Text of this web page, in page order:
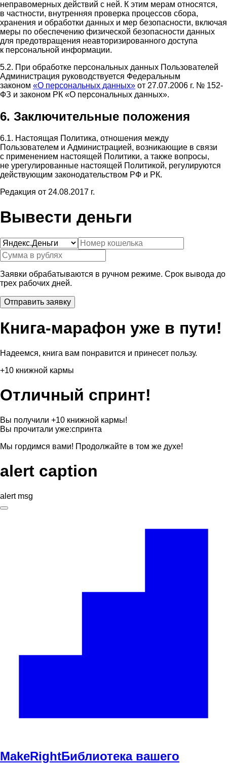
неправомерных действий с ней. К этим мерам относятся,
в частности, внутренняя проверка процессов сбора,
хранения и обработки данных и мер безопасности, включая
меры по обеспечению физической безопасности данных
для предотвращения неавторизированного доступа
к персональной информации.
5.2. При обработке персональных данных Пользователей
Администрация руководствуется Федеральным
законом «О персональных данных» от 27.07.2006 г. № 152-
ФЗ и законом РК «О персональных данных».
6. Заключительные положения
6.1. Настоящая Политика, отношения между
Пользователем и Администрацией, возникающие в связи
с применением настоящей Политики, а также вопросы,
не урегулированные настоящей Политикой, регулируются
действующим законодательством РФ и РК.
Редакция от 24.08.2017 г.
Вывести деньги
Заявки обрабатываются в ручном режиме. Срок вывода до
трех рабочих дней.
Книга-марафон уже в пути!
Надеемся, книга вам понравится и принесет пользу.
+10 книжной кармы
Отличный спринт!
Вы получили +10 книжной кармы!
Вы прочитали уже:спринта
Мы гордимся вами! Продолжайте в том же духе!
alert caption
alert msg
MakeRightБиблиотека вашего